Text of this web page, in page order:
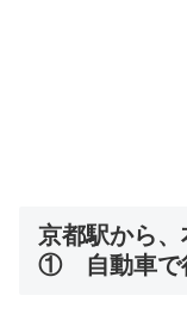
京都駅から
① 自動車で